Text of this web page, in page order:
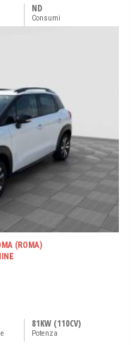
ND
Consumi
(ROMA)
81KW (110CV)
Potenza